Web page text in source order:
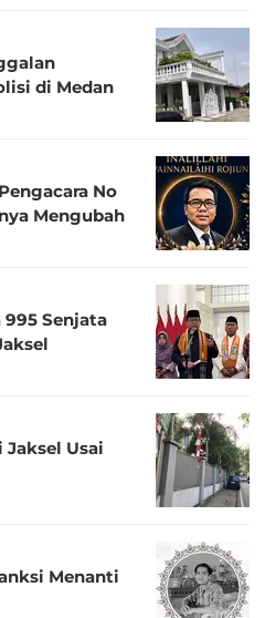
di Medan
No
Mengubah
Usai
Menanti